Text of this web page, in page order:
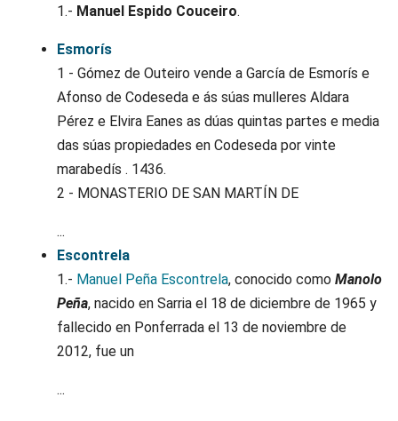
1.- Manuel Espido Couceiro.
Esmorís
1 - Gómez de Outeiro vende a García de Esmorís e
Afonso de Codeseda e ás súas mulleres Aldara
Pérez e Elvira Eanes as dúas quintas partes e media
das súas propiedades en Codeseda por vinte
marabedís . 1436.
2 - MONASTERIO DE SAN MARTÍN DE
...
Escontrela
1.- Manuel Peña Escontrela, conocido como Manolo
Peña, nacido en Sarria el 18 de diciembre de 1965 y
fallecido en Ponferrada el 13 de noviembre de
2012, fue un
...